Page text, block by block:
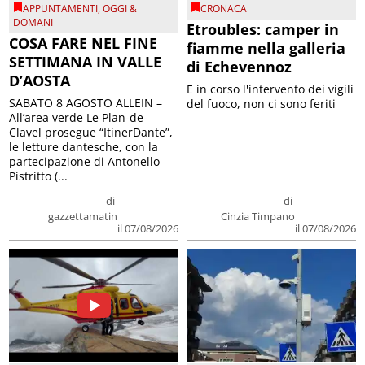
APPUNTAMENTI,OGGI &
DOMANI
COSA FARE NEL FINE
SETTIMANA IN VALLE
D’AOSTA
di
gazzettamatin
il 07/08/2026
SABATO 8 AGOSTO ALLEIN –
All’area verde Le Plan-de-
Clavel prosegue “ItinerDante”,
le letture dantesche, con la
partecipazione di Antonello
Pistritto (...
CRONACA
Etroubles: camper in
fiamme nella galleria
di Echevennoz
di
Cinzia Timpano
il 07/08/2026
E in corso l'intervento dei vigili
del fuoco, non ci sono feriti